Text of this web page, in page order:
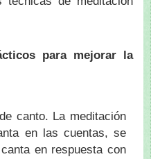
para mejorar la
canto. La meditación
en las cuentas, se
en respuesta con